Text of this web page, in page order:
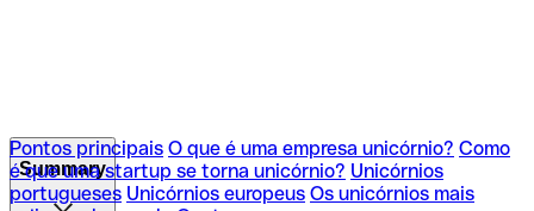
Pontos principais O que é uma empresa unicórnio? Como
é que uma startup se torna unicórnio? Unicórnios
portugueses Unicórnios europeus Os unicórnios mais
Summary